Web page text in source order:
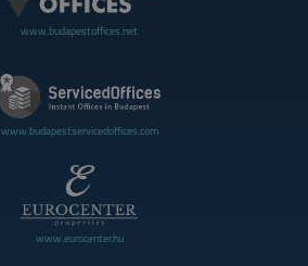
www.budapestoffices.net
www.budapestservicedoffices.com
www.eurocenter.hu